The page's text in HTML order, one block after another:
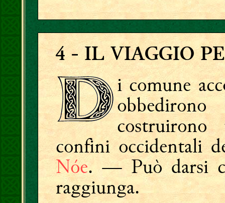
4- IL VIAGGIO
i comune
confini occidentali
Nóe. — Può darsi
raggiunga.